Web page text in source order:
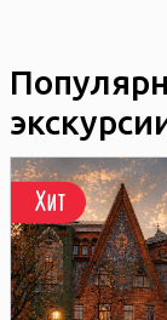
Хит